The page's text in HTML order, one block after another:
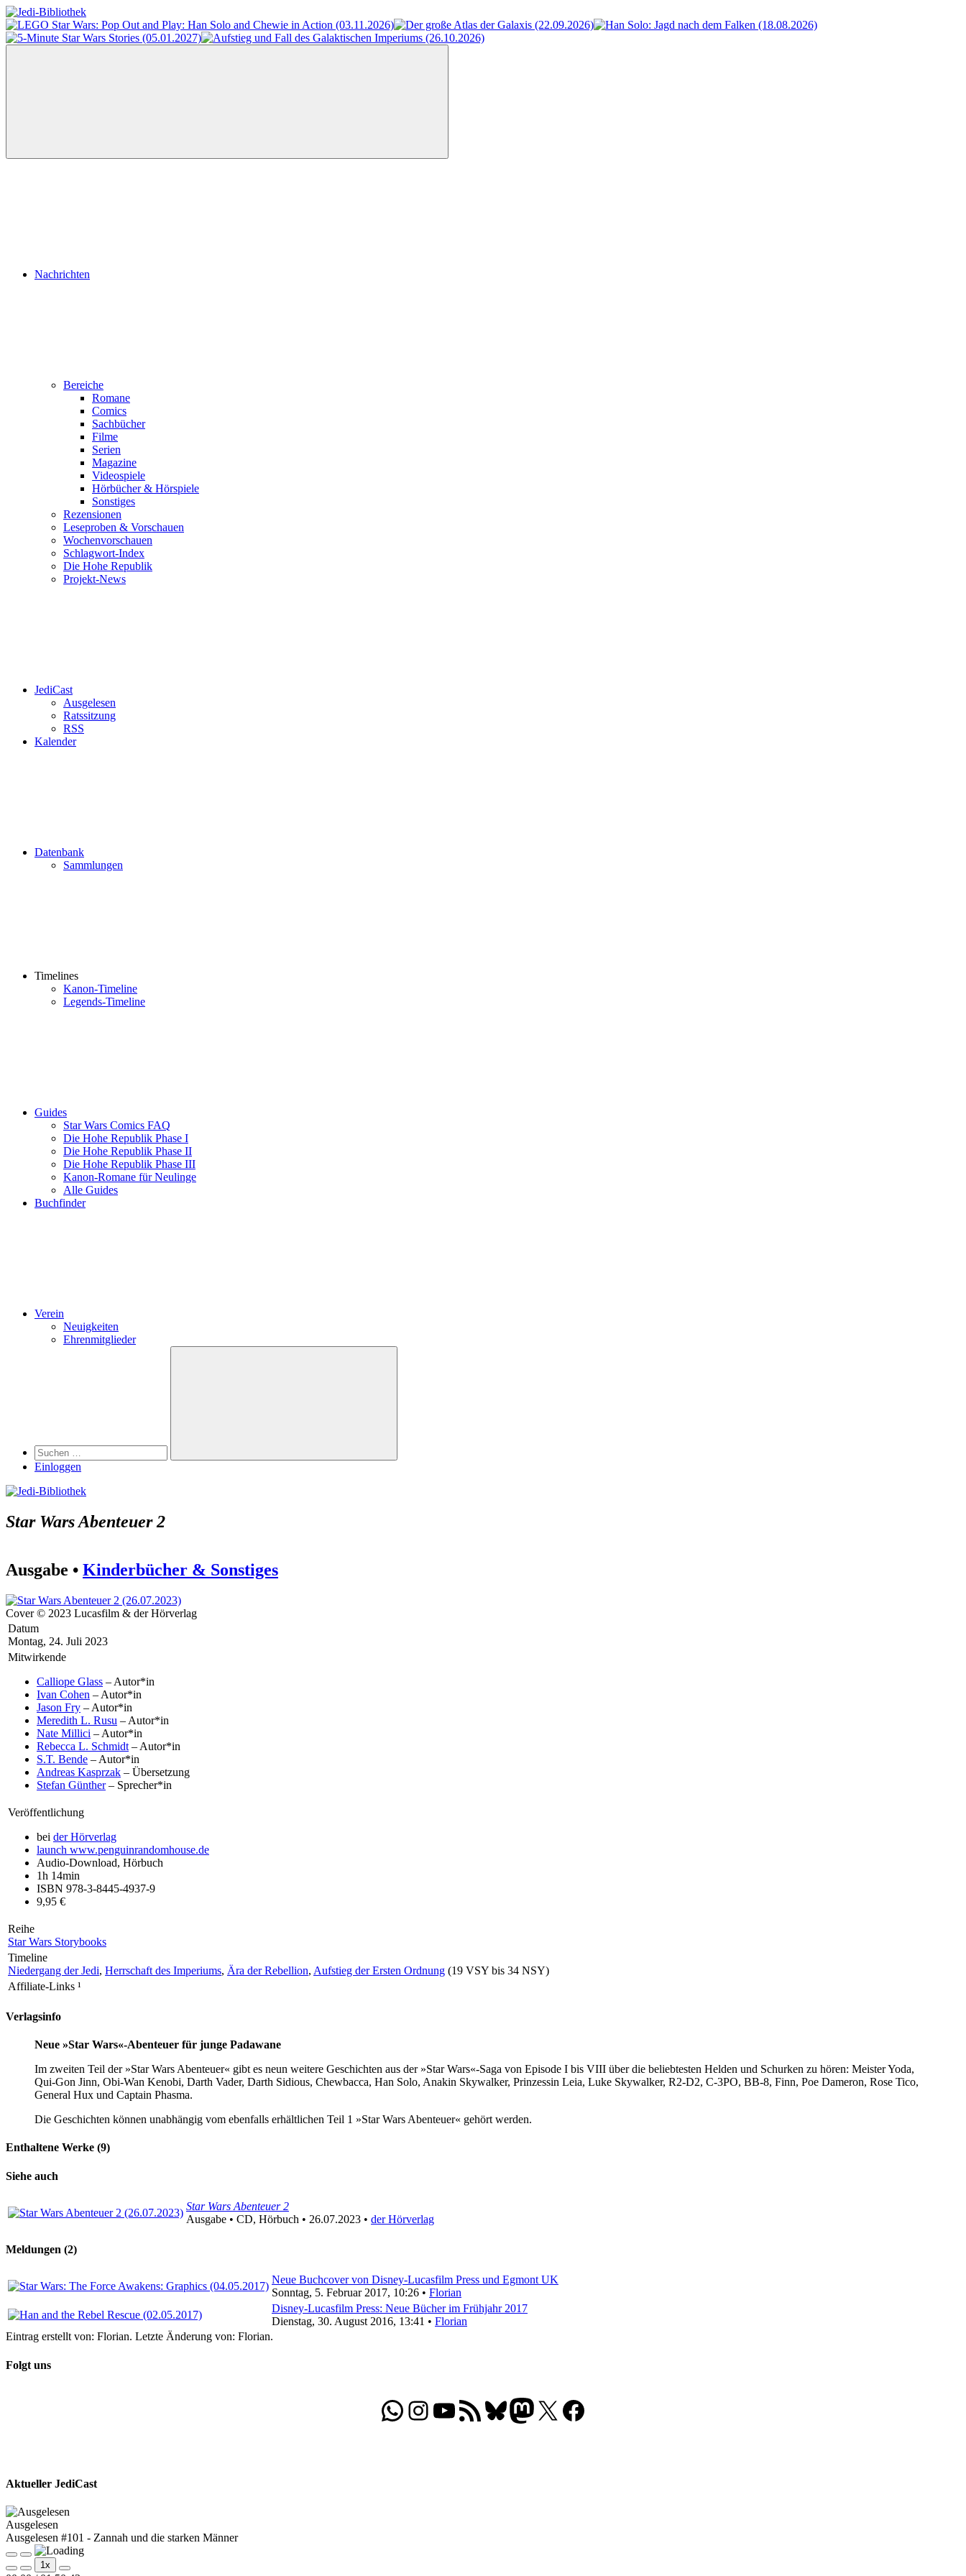
Zum
Inhalt
springen
Jedi-
Bibliothek
Das
Portal
Menü
Nachrichten
Bereiche
Romane
Comics
Sachbücher
Filme
Serien
Magazine
Videospiele
Hörbücher & Hörspiele
Sonstiges
Rezensionen
Leseproben & Vorschauen
Wochenvorschauen
Schlagwort-Index
Die Hohe Republik
Projekt-News
JediCast
Ausgelesen
Ratssitzung
RSS
Kalender
Datenbank
Sammlungen
Timelines
Kanon-Timeline
Legends-Timeline
Guides
Star Wars Comics FAQ
Die Hohe Republik Phase I
Die Hohe Republik Phase II
Die Hohe Republik Phase III
Kanon-Romane für Neulinge
Alle Guides
Buchfinder
Verein
Neuigkeiten
Ehrenmitglieder
Suchen
Einloggen
Star Wars Abenteuer 2
Ausgabe • Kinderbücher & Sonstiges
Cover © 2023 Lucasfilm & der Hörverlag
Datum
Montag, 24. Juli 2023
Mitwirkende
Calliope Glass – Autor*in
Ivan Cohen – Autor*in
Jason Fry – Autor*in
Meredith L. Rusu – Autor*in
Nate Millici – Autor*in
Rebecca L. Schmidt – Autor*in
S.T. Bende – Autor*in
Andreas Kasprzak – Übersetzung
Stefan Günther– Sprecher*in
Veröffentlichung
bei der Hörverlag
launch www.penguinrandomhouse.de
Audio-Download, Hörbuch
1h 14min
ISBN 978-3-8445-4937-9
9,95 €
Reihe
Star Wars Storybooks
Timeline
Niedergang der Jedi, Herrschaft des Imperiums, Ära der Rebellion, Aufstieg der Ersten Ordnung (19 VSY bis 34 NSY)
Affiliate-Links ¹
Verlagsinfo
Neue »Star Wars«-Abenteuer für junge Padawane
Im zweiten Teil der »Star Wars Abenteuer« gibt es neun weitere Geschichten aus der »Star Wars«-Saga von Episode I bis VIII über die beliebtesten Helden und Schurken zu hören: Meister Yoda,
Qui-Gon Jinn, Obi-Wan Kenobi, Darth Vader, Darth Sidious, Chewbacca, Han Solo, Anakin Skywalker, Prinzessin Leia, Luke Skywalker, R2-D2, C-3PO, BB-8, Finn, Poe Dameron, Rose Tico,
General Hux und Captain Phasma.
Die Geschichten können unabhängig vom ebenfalls erhältlichen Teil 1 »Star Wars Abenteuer« gehört werden.
Enthaltene Werke (9)
Siehe auch
Star Wars Abenteuer 2
Ausgabe • CD, Hörbuch • 26.07.2023 • der Hörverlag
Meldungen (2)
Neue Buchcover von Disney-Lucasfilm Press und Egmont UK
Sonntag, 5. Februar 2017, 10:26 • Florian
Disney-Lucasfilm Press: Neue Bücher im Frühjahr 2017
Dienstag, 30. August 2016, 13:41 • Florian
Eintrag erstellt von: Florian. Letzte Änderung von: Florian.
Folgt uns
WhatsApp
Folgt uns auf Instagram
Besucht unseren YouTube-Kanal
RSS-FeedBluesky
Folgt uns auf Mastodon
X Folgt uns auf Facebook
Aktueller JediCast
Ausgelesen
Ausgelesen #101 - Zannah und die starken Männer
Play
Episode
Pause
Episode
1x